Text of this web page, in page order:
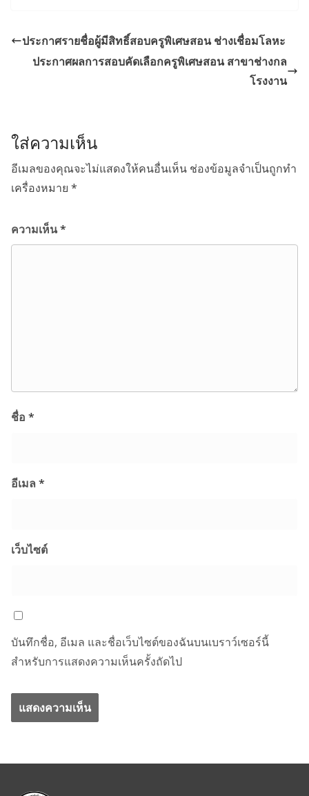
ประกาศรายชื่อผู้มีสิทธิ์สอบครูพิเศษสอน ช่างเชื่อมโลหะ
ประกาศผลการสอบคัดเลือกครูพิเศษสอน สาขาช่างกล
โรงงาน
ใส่ความเห็น
อีเมลของคุณจะไม่แสดงให้คนอื่นเห็น ช่องข้อมูลจำเป็นถูกทำ
เครื่องหมาย *
ความเห็น*
ชื่อ *
อีเมล *
เว็บไซต์
บันทึกชื่อ, อีเมล และชื่อเว็บไซต์ของฉันบนเบราว์เซอร์นี้
สำหรับการแสดงความเห็นครั้งถัดไป